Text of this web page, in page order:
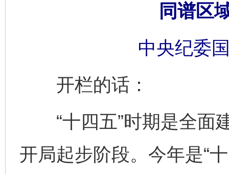
同谱区
中央纪委
开栏的话：
“十四五”时期是全面
开局起步阶段。今年是“